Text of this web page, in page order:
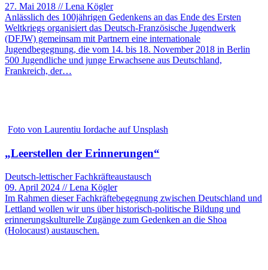
27. Mai 2018 // Lena Kögler
Anlässlich des 100jährigen Gedenkens an das Ende des Ersten
Weltkriegs organisiert das Deutsch-Französische Jugendwerk
(DFJW) gemeinsam mit Partnern eine internationale
Jugendbegegnung, die vom 14. bis 18. November 2018 in Berlin
500 Jugendliche und junge Erwachsene aus Deutschland,
Frankreich, der…
Foto von Laurentiu Iordache auf Unsplash
„Leerstellen der Erinnerungen“
Deutsch-lettischer Fachkräfteaustausch
09. April 2024 // Lena Kögler
Im Rahmen dieser Fachkräftebegegnung zwischen Deutschland und
Lettland wollen wir uns über historisch-politische Bildung und
erinnerungskulturelle Zugänge zum Gedenken an die Shoa
(Holocaust) austauschen.